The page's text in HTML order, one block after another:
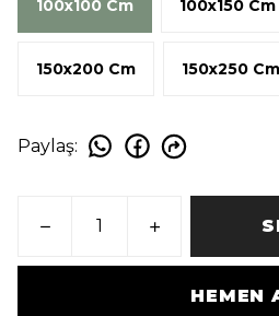
100x100 Cm 100x150 Cm
150x200 Cm 150x250 Cm
Paylaş:
HEMEN